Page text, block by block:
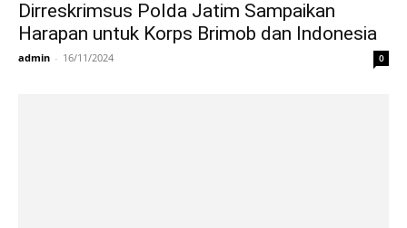
Dirreskrimsus Polda Jatim Sampaikan
Harapan untuk Korps Brimob dan Indonesia
admin - 16/11/2024 0